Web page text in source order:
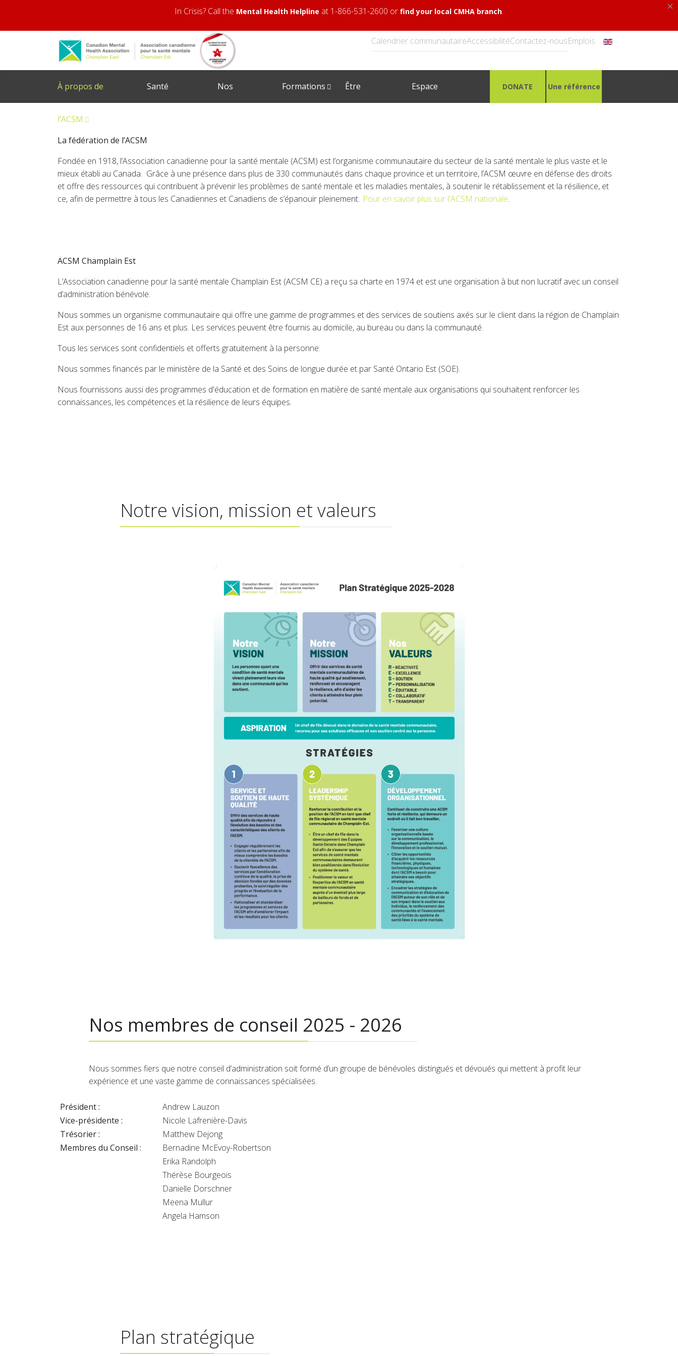
×
In Crisis? Call the Mental Health Helpline at 1-866-531-2600 or find your local CMHA branch.
Calendrier communautaireAccessibilitéContactez-nousEmplois
À propos de
l’ACSM
Santé Nos Formations Être Espace DONATE Une référence
La fédération de l’ACSM
Fondée en 1918, l’Association canadienne pour la santé mentale (ACSM) est l’organisme communautaire du secteur de la santé mentale le plus vaste et le
mieux établi au Canada. Grâce à une présence dans plus de 330 communautés dans chaque province et un territoire, l’ACSM œuvre en défense des droits
et offre des ressources qui contribuent à prévenir les problèmes de santé mentale et les maladies mentales, à soutenir le rétablissement et la résilience, et
ce, afin de permettre à tous les Canadiennes et Canadiens de s’épanouir pleinement. Pour en savoir plus sur l'ACSM nationale.
ACSM Champlain Est
L’Association canadienne pour la santé mentale Champlain Est (ACSM CE) a reçu sa charte en 1974 et est une organisation à but non lucratif avec un conseil
d’administration bénévole.
Nous sommes un organisme communautaire qui offre une gamme de programmes et des services de soutiens axés sur le client dans la région de Champlain
Est aux personnes de 16 ans et plus. Les services peuvent être fournis au domicile, au bureau ou dans la communauté.
Tous les services sont confidentiels et offerts gratuitement à la personne.
Nous sommes financés par le ministère de la Santé et des Soins de longue durée et par Santé Ontario Est (SOE).
Nous fournissons aussi des programmes d'éducation et de formation en matière de santé mentale aux organisations qui souhaitent renforcer les
connaissances, les compétences et la résilience de leurs équipes.
Notre vision, mission et valeurs
Nos membres de conseil 2025 - 2026
Nous sommes fiers que notre conseil d’administration soit formé d’un groupe de bénévoles distingués et dévoués qui mettent à profit leur
expérience et une vaste gamme de connaissances spécialisées.
Président :
Andrew Lauzon
Vice-présidente :
Nicole Lafrenière-Davis
Trésorier :
Matthew Dejong
Membres du Conseil :
Bernadine McEvoy-Robertson
Erika Randolph
Thérèse Bourgeois
Danielle Dorschner
Meena Mullur
Angela Hamson
Plan stratégique